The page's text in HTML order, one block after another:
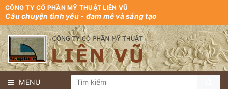
CÔNG TY CỔ PHẦN MỸ THUẬT LIÊN VŨ
Câu chuyện tình yêu - đam mê và sáng tạo
MENU